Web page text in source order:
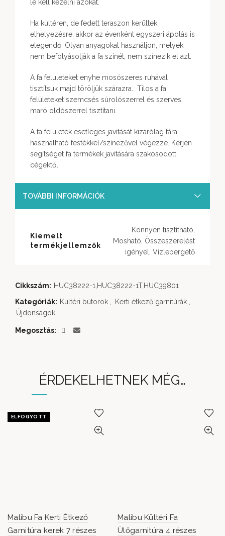
le kell kezelni azokat.
Ha kültéren, de fedett teraszon kerültek
elhelyezésre, akkor az évenként egyszeri ápolás is
elegendő. Olyan anyagokat használjon, melyek
nem befolyásolják a fa színét, nem színezik el azt.
A fa felületeket enyhe mosószeres ruhával
tisztítsuk majd töröljük szárazra. Tilos a fa
felületeket szemcsés súrolószerrel és szerves,
maró oldószerrel tisztítani.
A fa felületek esetleges javítását kizárólag fára
használható festékkel/színezővel végezze. Kérjen
segítséget fa termékek javítására szakosodott
cégektől.
TOVÁBBI INFORMÁCIÓK
Kiemelt
termékjellemzők
Könnyen tisztítható,
Mosható, Összeszerelést
igényel, Vízlepergető
Cikkszám: HUC38222-1,HUC38222-1T,HUC39801
Kategóriák: Kültéri bútorok Kerti étkező garnitúrák
Újdonságok
Megosztás
ÉRDEKELHETNEK MÉG…
ELFOGYOTT
Malibu Fa Kerti Étkező
Garnitúra kerek 7 részes
Malibu Kültéri Fa
Ülőgarnitúra 4 részes